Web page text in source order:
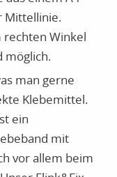
Mittellinie.
Winkel
möglich.
man gerne
Klebemittel.
ein
mit
vor allem beim